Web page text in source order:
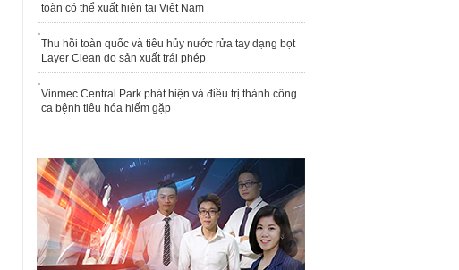
toàn có thể xuất hiện tại Việt Nam
Thu hồi toàn quốc và tiêu hủy nước rửa tay dạng bọt
Layer Clean do sản xuất trái phép
Vinmec Central Park phát hiện và điều trị thành công
ca bệnh tiêu hóa hiếm gặp